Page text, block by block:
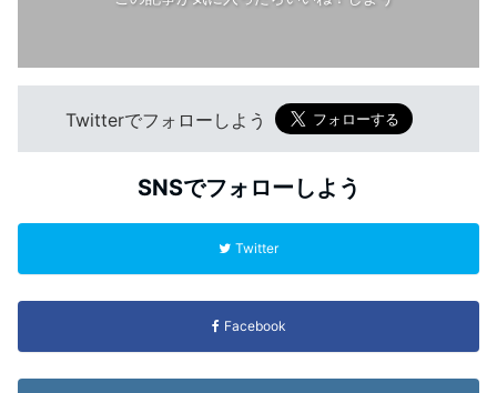
Twitterでフォローしよう
SNSでフォローしよう
Twitter
Facebook